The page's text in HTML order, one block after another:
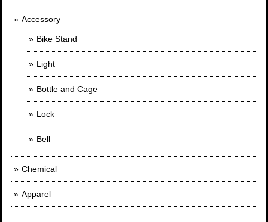
Accessory
Bike Stand
Light
Bottle and Cage
Lock
Bell
Chemical
Apparel